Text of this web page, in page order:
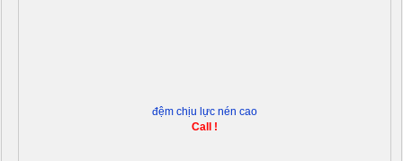
đệm chịu lực nén cao
Call !